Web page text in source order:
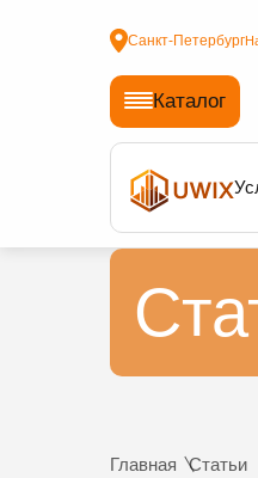
Санкт-Петербург
Каталог
Главная Статьи